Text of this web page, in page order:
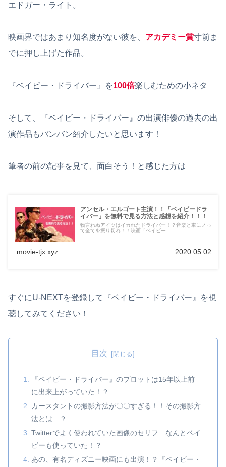
エドガー・ライト。
映画界ではあまり知名度がない彼を、 アカデミー賞寸前ま
でに押し上げた作品。
『ベイビー・ドライバー』を100倍楽しむための小ネタ
そして、『ベイビー・ドライバー』の出演俳優の過去の出
演作品もバンバン紹介したいと思います！
筆者の前の記事を見て、面白そう！と感じた方は
アンセル・エルゴート主演！！「ベイビードラ
イバー」を無料で見る方法と感想を紹介！！！
物言わぬアイツはイカれたドライバー！？音楽と車にノっ
て全てを振り切れ！！映画「ベイビー...
movie-tjx.xyz 2020.05.02
すぐにU-NEXTを登録して『ベイビー・ドライバー』を視
聴してみてください！
目次
『ベイビー・ドライバー』のプロットは15年以上前
に出来上がっていた！？
カースタントの撮影方法が〇〇すぎる！！その撮影方
法とは…？
Twitterでよく使われていた画像のセリフ なんとベイ
ビーも使っていた！？
あの、有名ディズニー映画にも出演！？『ベイビー・